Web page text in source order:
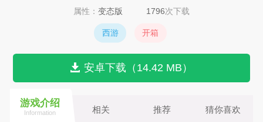
属性： 变态版 1796次下载
西游 开箱
安卓下载（14.42 MB）
游戏介绍
Information 相关 推荐 猜你喜欢